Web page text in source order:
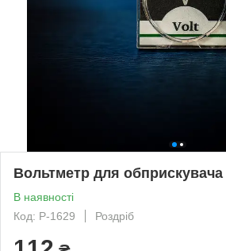
Вольтметр для обприскувача
В наявності
Код: P-1629
Роздріб